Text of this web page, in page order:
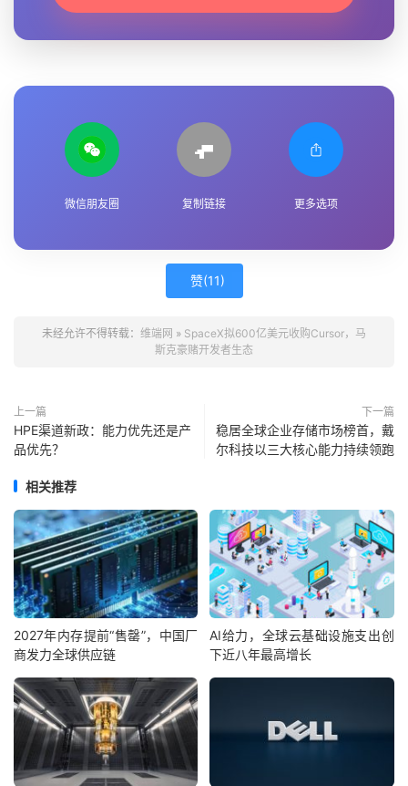
微信朋友圈 复制链接 更多选项
赞(11)
未经允许不得转载： 维端网 » SpaceX拟600亿美元收购Cursor，马
斯克豪赌开发者生态
上一篇
HPE渠道新政：能力优先还是产
品优先？
下一篇
稳居全球企业存储市场榜首，戴
尔科技以三大核心能力持续领跑
相关推荐
2027年内存提前“售罄”，中国厂
商发力全球供应链
AI给力，全球云基础设施支出创
下近八年最高增长